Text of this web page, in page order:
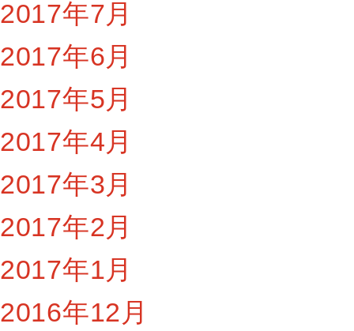
2017年7月
2017年6月
2017年5月
2017年4月
2017年3月
2017年2月
2017年1月
2016年12月